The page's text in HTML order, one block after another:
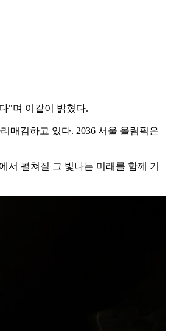
"며 이같이 밝혔다.
매김하고 있다. 2036 서울 올림픽은
펼쳐질 그 빛나는 미래를 함께 기